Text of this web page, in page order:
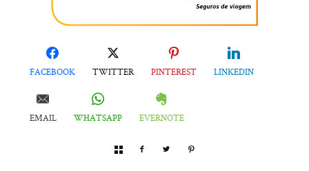
FACEBOOK TWITTER PINTEREST LINKEDIN
EMAIL WHATSAPP EVERNOTE